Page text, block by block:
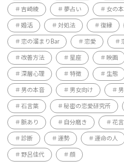
吉崎綾 夢占い 女の
婚活 対処法 復縁
恋の溜まりBar 恋愛
改善方法 星座 映画
深層心理 特徴 生態
男の本音 男女向け
石言葉 秘密の恋愛研究所
脈あり 自分磨き 花
診断 運勢 運命の人
野呂佳代 顔